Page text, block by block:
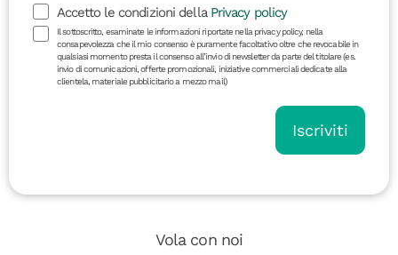
Accetto le condizioni della Privacy policy
Il sottoscritto, esaminate le informazioni riportate nella privacy policy, nella
consapevolezza che il mio consenso è puramente facoltativo oltre che revocabile in
qualsiasi momento presta il consenso all’invio di newsletter da parte del titolare (es.
invio di comunicazioni, offerte promozionali, iniziative commerciali dedicate alla
clientela, materiale pubblicitario a mezzo mail)
Iscriviti
Vola con noi